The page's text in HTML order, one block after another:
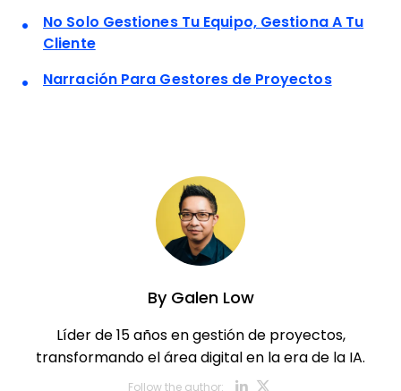
No Solo Gestiones Tu Equipo, Gestiona A Tu
Cliente
Narración Para Gestores de Proyectos
ByGalen Low
Líder de 15 años en gestión de proyectos,
transformando el área digital en la era de la IA.
Follow the author: Opens new